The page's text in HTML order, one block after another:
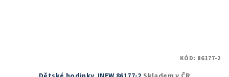
KÓD: 86177-2